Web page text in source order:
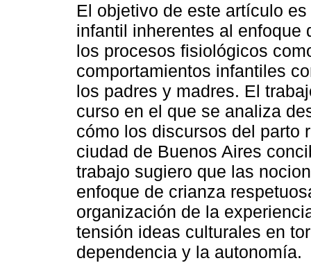
El objetivo de este artículo
infantil inherentes al enfoque
los procesos fisiológicos
comportamientos infantiles
los padres y madres. El
curso en el que se analiza
cómo los discursos del parto
ciudad de Buenos Aires
trabajo sugiero que las
enfoque de crianza
organización de la
tensión ideas culturales en
dependencia y la autonomía.